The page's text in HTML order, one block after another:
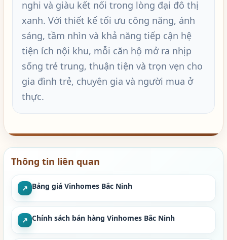
nghi và giàu kết nối trong lòng đại đô thị
xanh. Với thiết kế tối ưu công năng, ánh
sáng, tầm nhìn và khả năng tiếp cận hệ
tiện ích nội khu, mỗi căn hộ mở ra nhịp
sống trẻ trung, thuận tiện và trọn vẹn cho
gia đình trẻ, chuyên gia và người mua ở
thực.
Thông tin liên quan
↗ Bảng giá Vinhomes Bắc Ninh
↗ Chính sách bán hàng Vinhomes Bắc Ninh